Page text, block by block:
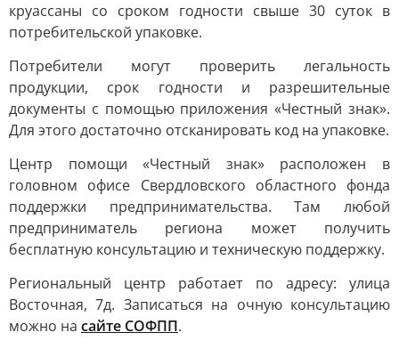
круассаны со сроком годности свыше 30 суток в
потребительской упаковке.
Потребители могут проверить легальность
продукции, срок годности и разрешительные
документы с помощью приложения «Честный знак».
Для этого достаточно отсканировать код на упаковке.
Центр помощи «Честный знак» расположен в
головном офисе Свердловского областного фонда
поддержки предпринимательства. Там любой
предприниматель региона может получить
бесплатную консультацию и техническую поддержку.
Региональный центр работает по адресу: улица
Восточная, 7д. Записаться на очную консультацию
можно на сайте СОФПП.